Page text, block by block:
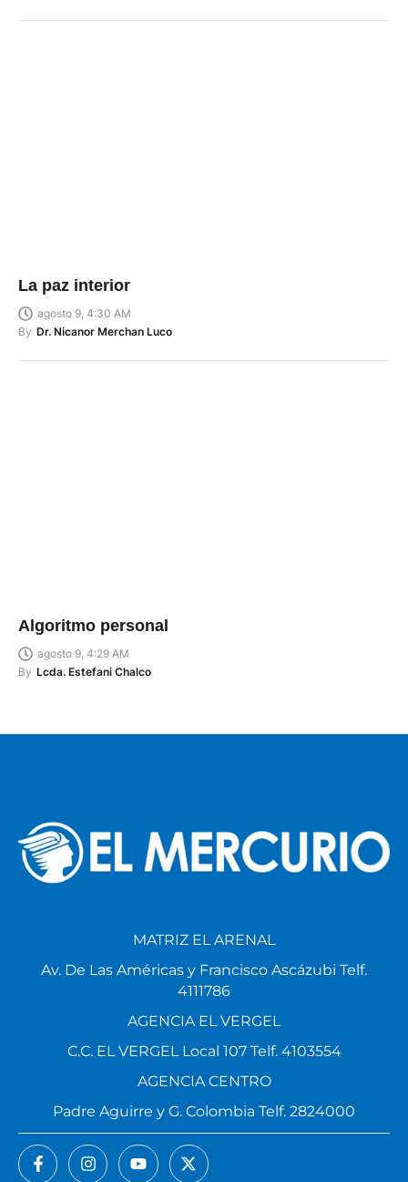
La paz interior
agosto 9, 4:30 AM
By Dr. Nicanor Merchan Luco
Algoritmo personal
agosto 9, 4:29 AM
By Lcda. Estefani Chalco
MATRIZ EL ARENAL
Av. De Las Américas y Francisco Ascázubi Telf.
4111786
AGENCIA EL VERGEL
C.C. EL VERGEL Local 107 Telf. 4103554
AGENCIA CENTRO
Padre Aguirre y G. Colombia Telf. 2824000